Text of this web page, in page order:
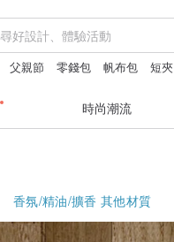
父親節 零錢包 帆布包 短夾
時尚潮流
香氛/精油/擴香 其他材質